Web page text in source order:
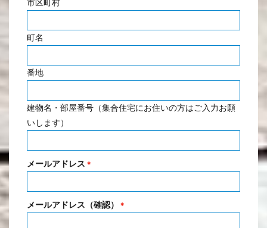
市区町村
町名
番地
建物名・部屋番号（集合住宅にお住いの方はご入力お願
いします）
メールアドレス ＊
メールアドレス（確認） ＊